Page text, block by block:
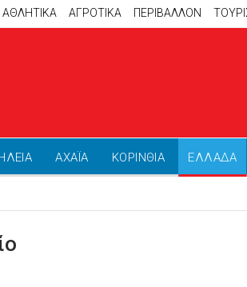
ΑΘΛΗΤΙΚΆ ΑΓΡΟΤΙΚΑ ΠΕΡΙΒΑΛΛΟΝ
ΑΧΑΪΑ ΚΟΡΙΝΘΙΑ ΕΛΛΑΔΑ